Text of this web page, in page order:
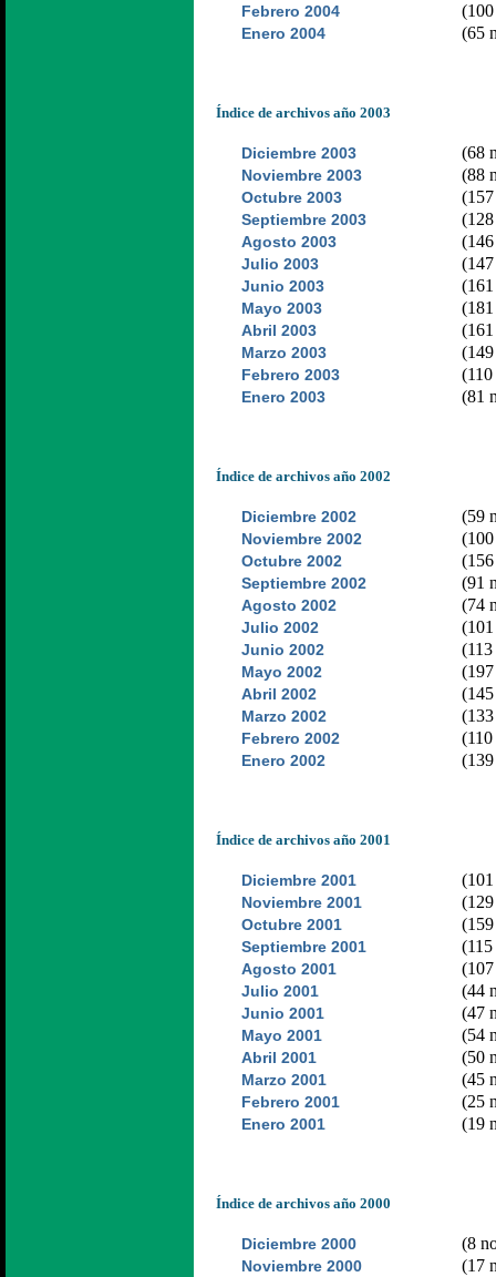
Febrero 2004
Enero 2004 (65
Índice de archivos año 2003
Diciembre 2003 (68
Noviembre 2003 (88
Octubre 2003
Septiembre 2003
Agosto 2003
Julio 2003
Junio 2003
Mayo 2003
Abril 2003
Marzo 2003
Febrero 2003
Enero 2003 (81
Índice de archivos año 2002
Diciembre 2002 (59
Noviembre 2002
Octubre 2002
Septiembre 2002 (91
Agosto 2002 (74
Julio 2002
Junio 2002
Mayo 2002
Abril 2002
Marzo 2002
Febrero 2002
Enero 2002
Índice de archivos año 2001
Diciembre 2001
Noviembre 2001
Octubre 2001
Septiembre 2001
Agosto 2001
Julio 2001 (44
Junio 2001 (47
Mayo 2001 (54
Abril 2001 (50
Marzo 2001 (45
Febrero 2001 (25
Enero 2001 (19
Índice de archivos año 2000
Diciembre 2000 (8
Noviembre 2000 (17